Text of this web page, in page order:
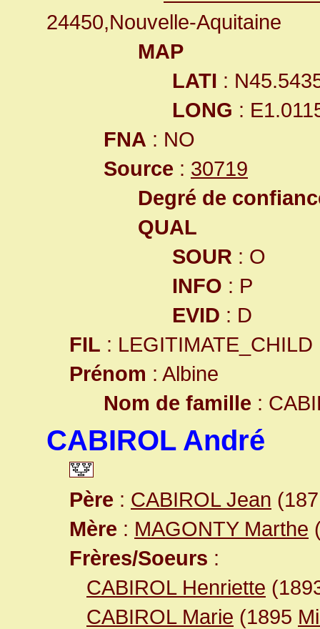
24450,Nouvelle-Aquitaine
MAP
LATI :
LONG :
FNA : NO
Source : 30719
Degré de
QUAL
SOUR : O
INFO : P
EVID : D
FIL : LEGITIMATE_CHILD
Prénom : Albine
Nom de famille :
CABIROL André
Père : CABIROL Jean
Mère : MAGONTY Marthe
Frères/Soeurs :
CABIROL Henriette
CABIROL Marie (1895